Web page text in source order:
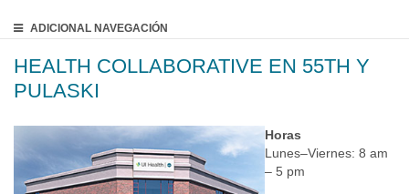
ADICIONAL NAVEGACIÓN
HEALTH COLLABORATIVE EN 55TH Y
PULASKI
Horas
Lunes–Viernes: 8 am
– 5 pm